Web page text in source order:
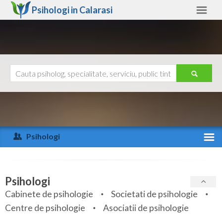
Psihologi in Calarasi
Arad
Arges
Bihor
Bistrita-Nasaud
Ajutor
Psihologi
Specialitati
Servicii
Psihologi
Cabinete de psihologie
Societati de psihologie
Centre de psihologie
Asociatii de psihologie